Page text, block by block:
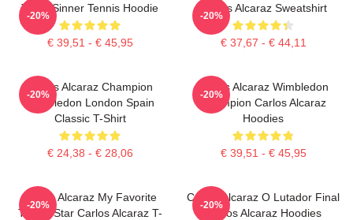
Team Sinner Tennis Hoodie
€ 39,51 - € 45,95
-20%
Carlos Alcaraz Sweatshirt
€ 37,67 - € 44,11
-20%
Carlos Alcaraz Champion
Wimbledon London Spain
Classic T-Shirt
€ 24,38 - € 28,06
-20%
Carlos Alcaraz Wimbledon
Champion Carlos Alcaraz
Hoodies
€ 39,51 - € 45,95
-20%
Carlos Alcaraz My Favorite
Tennis Star Carlos Alcaraz T-
-20%
Carlos Alcaraz O Lutador Final
Carlos Alcaraz Hoodies
-20%